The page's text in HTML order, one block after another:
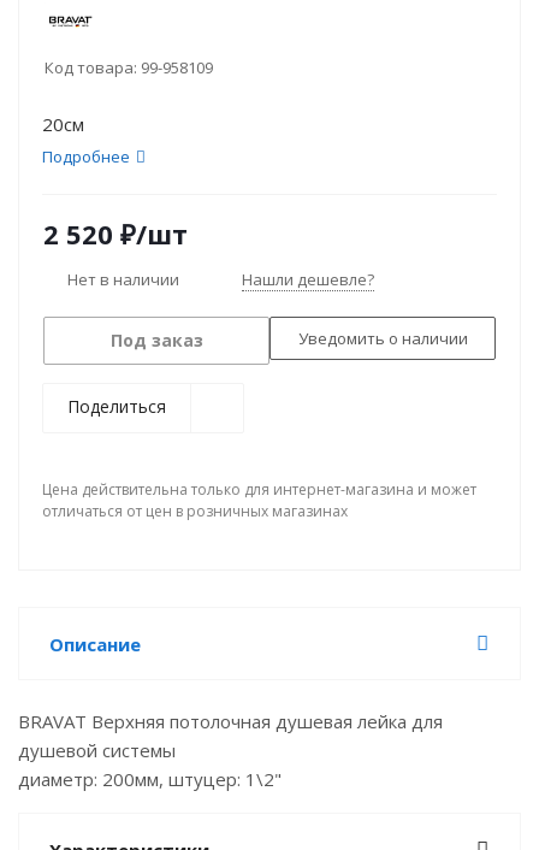
Код товара: 99-958109
20см
Подробнее
2 520 ₽/шт
Нет в наличии Нашли дешевле?
Под заказ Уведомить о наличии
Поделиться
Цена действительна только для интернет-магазина и может
отличаться от цен в розничных магазинах
Описание
BRAVAT Верхняя потолочная душевая лейка для
душевой системы
диаметр: 200мм, штуцер: 1\2"